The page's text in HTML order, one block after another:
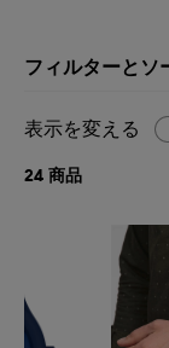
フィルターとソ
表示を変える
24 商品